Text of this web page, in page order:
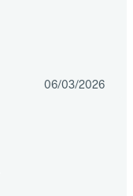
06/03/2026